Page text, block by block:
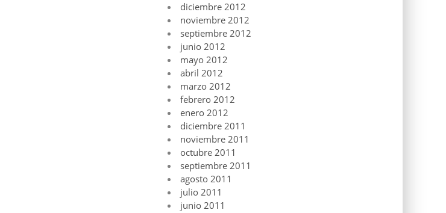
diciembre 2012
noviembre 2012
septiembre 2012
junio 2012
mayo 2012
abril 2012
marzo 2012
febrero 2012
enero 2012
diciembre 2011
noviembre 2011
octubre 2011
septiembre 2011
agosto 2011
julio 2011
junio 2011